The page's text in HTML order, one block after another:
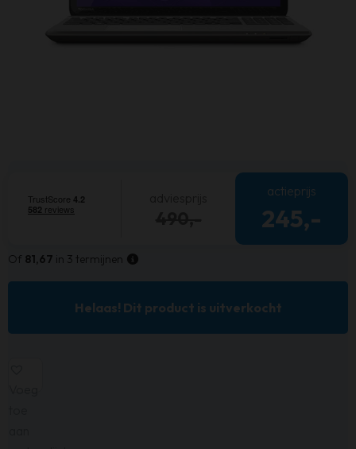
actieprijs
245,-
Of 81,67 in 3 termijnen
Helaas! Dit product is uitverkocht